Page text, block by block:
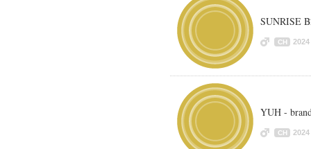
SUNRISE
CH 2024
YUH -
CH 2024